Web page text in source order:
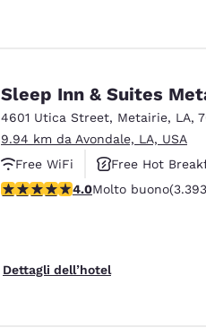
Sleep Inn & Suites
4601 Utica Street, Metairie, LA,
9.94 km da Avondale, LA, USA
Free WiFi
Free Hot
Valutazione di 4.01 stelle. Molto
4.0Molto buono
Dettagli dell’hotel